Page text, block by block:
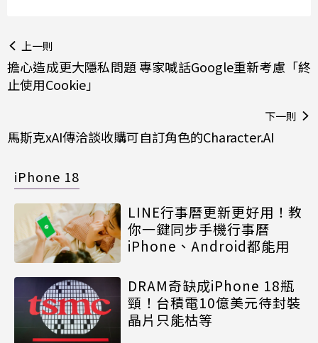
上一則
擔心造成更大隱私問題 專家喊話Google重新考慮「終
止使用Cookie」
下一則
馬斯克xAI傳洽談收購可自訂角色的Character.AI
iPhone 18
LINE行事曆更新更好用！教
你一鍵同步手機行事曆
iPhone、Android都能用
DRAM奇缺成iPhone 18瓶
頸！台積電10億美元待封裝
晶片只能枯等